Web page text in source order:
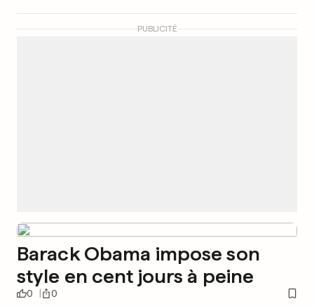
PUBLICITÉ
Barack Obama impose son
style en cent jours à peine
0 0